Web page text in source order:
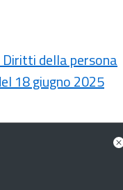
Diritti della persona
18 giugno 2025